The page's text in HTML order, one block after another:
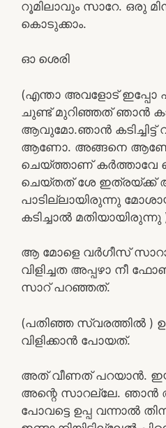
റൂമിലാവും സാറേ. ഒരു
കൊടുക്കാം.
ഓ ശെരി
(എന്താ അവളോട്‌ ഇപ്പോ
ചുണ്ട് മുറിഞ്ഞത് ഞാൻ
ആവുമോ.ഞാൻ കടിച്ചിട്ട്
ആണോ. അങ്ങനെ
ചെയ്ത്താണ് കർത്താവേ
ചെയ്തത് ശേ ഇത്രയ്ക്ക്
പാടില്ലായിരുന്നു
കടിച്ചാൽ മതിയായിരുന്നു
ആ മോളെ വർഗീസ്
വിളിച്ചത അപ്പഴാ നീ
സാറ് പറഞ്ഞത്.
(പതിഞ്ഞ സ്വരത്തിൽ )
വിളിക്കാൻ പോയത്.
അത് വീണത് പറയാൻ.
അന്റെ സാറല്ലേ. ഞാൻ
പോവട്ടെ ഉപ്പ വന്നാൽ